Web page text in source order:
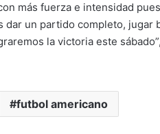
más fuerza e intensidad
dar un partido completo, jugar
la victoria este
futbol americano